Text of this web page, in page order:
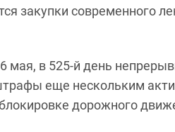
закупки современного
мая, в 525-й день
еще нескольким
дорожного